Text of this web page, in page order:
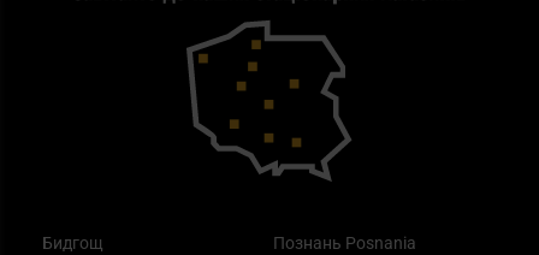
Бидгощ Познань Posnania
Як працює маска від смогу?
Найкращі спальні мішки на осінь